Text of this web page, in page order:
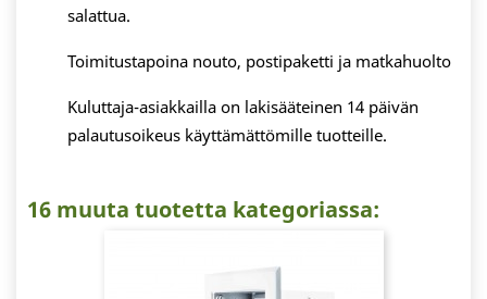
salattua.
Toimitustapoina nouto, postipaketti ja matkahuolto
Kuluttaja-asiakkailla on lakisääteinen 14 päivän
palautusoikeus käyttämättömille tuotteille.
16 muuta tuotetta kategoriassa: